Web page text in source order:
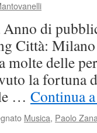
Alfred
di
Città: Milano
molte delle
la fortuna
… Continua
Musica, Paolo